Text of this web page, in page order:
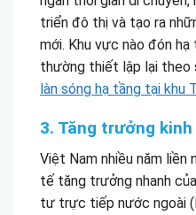
triển đô thị và tạo ra
mới. Khu vực nào đón
thường thiết lập lại theo
làn sóng hạ tầng tại khu
3. Tăng trưởng
Việt Nam nhiều năm liền
tế tăng trưởng nhanh
tư trực tiếp nước ngoài